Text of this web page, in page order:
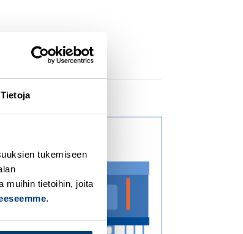
Tietoja
tukemiseen
muihin tietoihin, joita
.